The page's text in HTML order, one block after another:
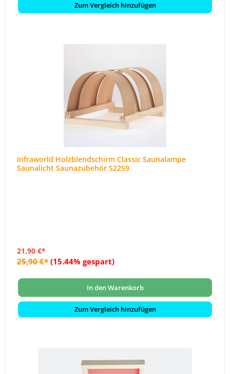
Zum Vergleich hinzufügen
Infraworld Holzblendschirm Classic Saunalampe
Saunalicht Saunazubehör S2259
21,90 €*
25,90 €* (15.44% gespart)
In den Warenkorb
Zum Vergleich hinzufügen